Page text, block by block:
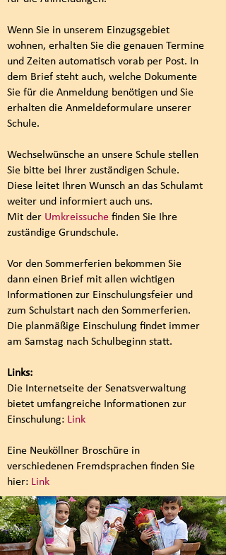
Wenn Sie in unserem Einzugsgebiet
wohnen, erhalten Sie die genauen Termine
und Zeiten automatisch vorab per Post. In
dem Brief steht auch, welche Dokumente
Sie für die Anmeldung benötigen und Sie
erhalten die Anmeldeformulare unserer
Schule.
Wechselwünsche an unsere Schule stellen
Sie bitte bei Ihrer zuständigen Schule.
Diese leitet Ihren Wunsch an das Schulamt
weiter und informiert auch uns.
Mit der Umkreissuche finden Sie Ihre
zuständige Grundschule.
Vor den Sommerferien bekommen Sie
dann einen Brief mit allen wichtigen
Informationen zur Einschulungsfeier und
zum Schulstart nach den Sommerferien.
Die planmäßige Einschulung findet immer
am Samstag nach Schulbeginn statt.
Links:
Die Internetseite der Senatsverwaltung
bietet umfangreiche Informationen zur
Einschulung: Link
Eine Neuköllner Broschüre in
verschiedenen Fremdsprachen finden Sie
hier: Link